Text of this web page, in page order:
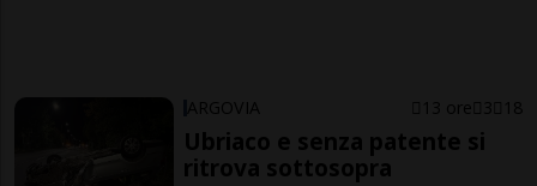
ARGOVIA 13 ore 3 18
Ubriaco e senza patente si
ritrova sottosopra